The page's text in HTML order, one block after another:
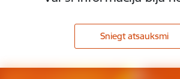
Sniegt atsauksmi